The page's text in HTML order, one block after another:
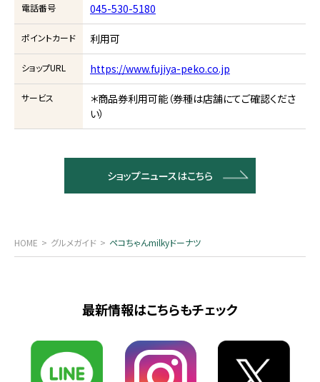
電話番号 045-530-5180
ポイントカード 利用可
ショップURL https://www.fujiya-peko.co.jp
サービス
＊商品券利用可能（券種は店舗にてご確認くださ
い）
ショップニュースはこちら
HOME グルメガイド ペコちゃんmilkyドーナツ
最新情報はこちらもチェック